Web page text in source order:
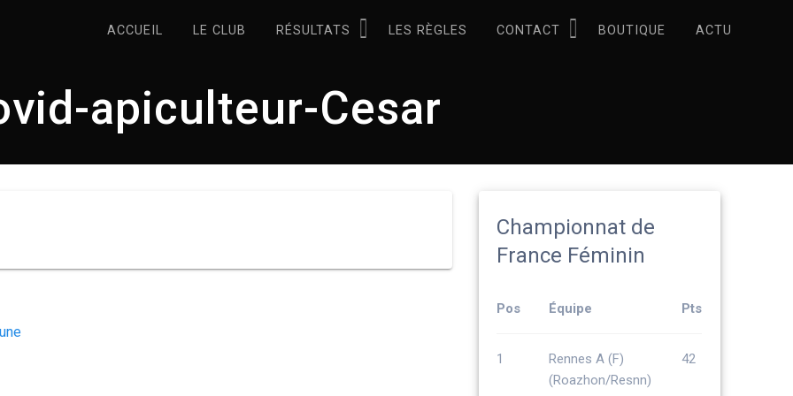
ACCUEIL LE CLUB RÉSULTATS LES RÈGLES CONTACT BOUTIQUE ACTU
apiculteur-Cesar
Championnat de
France Féminin
Pos Équipe Pts
1
Rennes A (F)
(Roazhon/Resnn)
42